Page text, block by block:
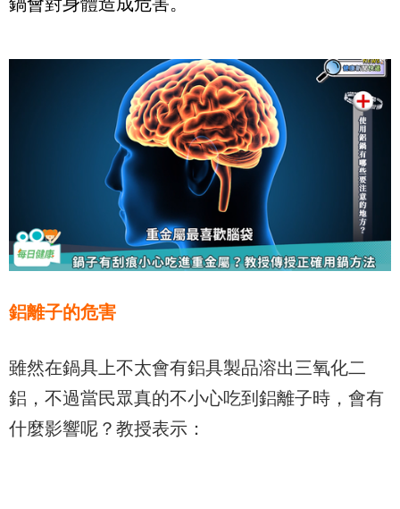
鋁離子的危害
雖然在鍋具上不太會有鋁具製品溶出三氧化二
鋁，不過當民眾真的不小心吃到鋁離子時，會有
什麼影響呢？教授表示：